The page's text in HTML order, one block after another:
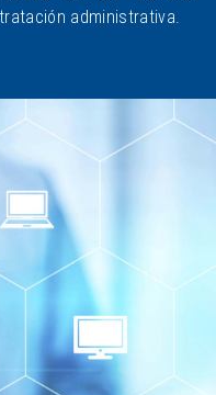
administrativa.